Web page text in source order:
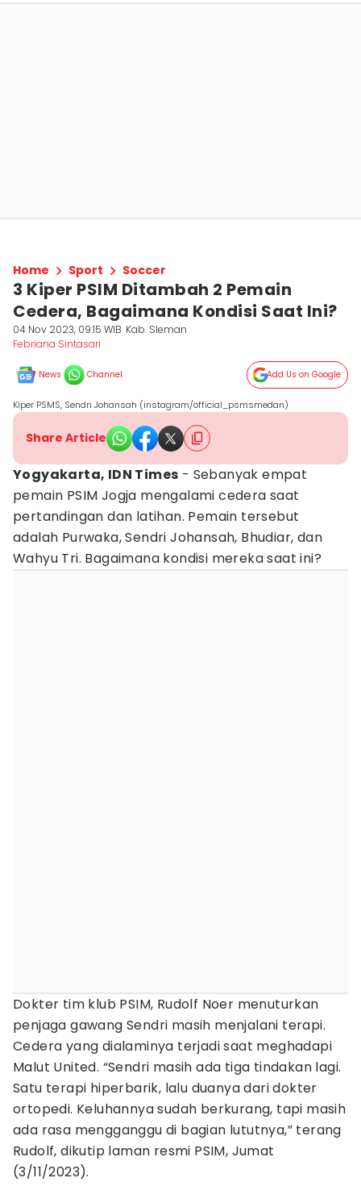
Home Sport Soccer
3 Kiper PSIM Ditambah 2 Pemain
Cedera, Bagaimana Kondisi Saat Ini?
04 Nov 2023, 09:15 WIB Kab. Sleman
Febriana Sintasari
News Channel Add Us on Google
Kiper PSMS, Sendri Johansah (instagram/official_psmsmedan)
Share Article
Yogyakarta, IDN Times - Sebanyak empat
pemain PSIM Jogja mengalami cedera saat
pertandingan dan latihan. Pemain tersebut
adalah Purwaka, Sendri Johansah, Bhudiar, dan
Wahyu Tri. Bagaimana kondisi mereka saat ini?
Dokter tim klub PSIM, Rudolf Noer menuturkan
penjaga gawang Sendri masih menjalani terapi.
Cedera yang dialaminya terjadi saat meghadapi
Malut United. “Sendri masih ada tiga tindakan lagi.
Satu terapi hiperbarik, lalu duanya dari dokter
ortopedi. Keluhannya sudah berkurang, tapi masih
ada rasa mengganggu di bagian lututnya,” terang
Rudolf, dikutip laman resmi PSIM, Jumat
(3/11/2023).